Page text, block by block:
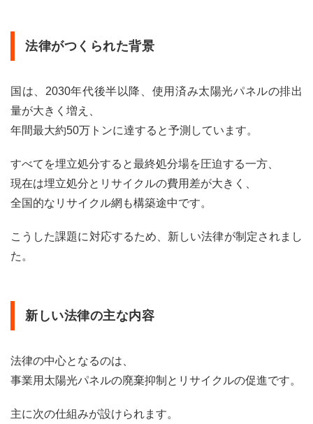
法律がつくられた背景
国は、2030年代後半以降、使用済み太陽光パネルの排出
量が大きく増え、
年間最大約50万トンに達すると予測しています。
すべてを埋立処分すると最終処分場を圧迫する一方、
現在は埋立処分とリサイクルの費用差が大きく、
全国的なリサイクル網も構築途中です。
こうした課題に対応するため、新しい法律が制定されまし
た。
新しい法律の主な内容
法律の中心となるのは、
事業用太陽光パネルの廃棄抑制とリサイクルの促進です。
主に次の仕組みが設けられます。